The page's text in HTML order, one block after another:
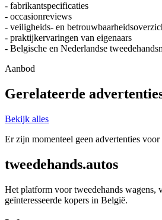
- fabrikantspecificaties
- occasionreviews
- veiligheids- en
- praktijkervaringen van eigenaars
- Belgische en Nederlandse
Aanbod
Gerelateerde
Bekijk alles
Er zijn momenteel geen advertenties
tweedehands.autos
Het platform voor tweedehands wagens,
geïnteresseerde kopers in België.